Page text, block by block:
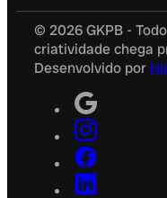
© 2026 GKPB -
criatividade chega
Desenvolvido por